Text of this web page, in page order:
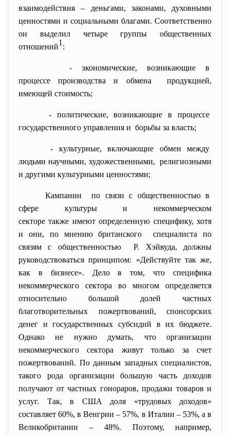
взаимодействия – деньгами, законами, духовными
ценностями и социальными благами. Соответственно
он выделил четыре группы общественных
отношений1 :
- экономические, возникающие в
процессе производства и обмена продукцией,
имеющей стоимость;
- политические, возникающие в процессе
государственного управления и борьбы за власть;
- культурные, включающие обмен между
людьми научными, художественными, религиозными
и другими культурными ценностями;
Кампании по связи с общественностью в
сфере культуры и некоммерческом
секторе также имеютопределенную специфику, хотя
и они, по мнению британского специалиста по
связям с общественностью Р. Хэйвуда, должны
руководствоваться принципом: «Действуйте так же,
как в бизнесе». Дело в том, что специфика
некоммерческого сектора во многом определяется
относительно большой долей частных
благотворительных пожертвований, спонсорских
денег и государственных субсидий в их бюджете.
Однако не нужно думать, что организации
некоммерческого сектора живут только за счет
пожертвований. По данным западных специалистов,
такого рода организации большую часть доходов
получают от частных гонораров, продажи товаров и
услуг. Так, в США доля «трудовых доходов»
составляет 60%, в Венгрии – 57%, в Италии – 53%, а в
Великобритании – 48%. Поэтому, например,